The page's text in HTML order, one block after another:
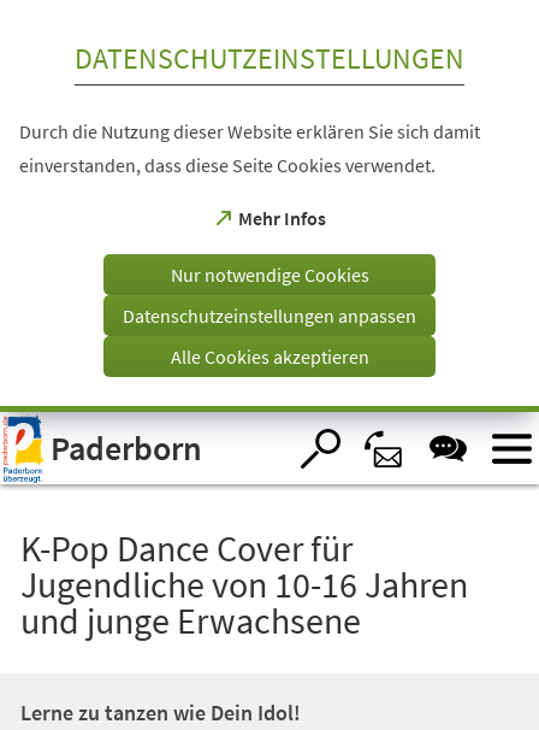
Visuelle
Assistenzsoftware
öffnen.
DATENSCHUTZEINSTELLUNGEN
Durch die Nutzung dieser Website erklären Sie sich damit
einverstanden, dass diese Seite Cookies verwendet.
Mehr Infos
(Öffnet
einem
Tab)
Nur notwendige Cookies
Datenschutzeinstellungen anpassen
Alle Cookies akzeptieren
Paderborn
K-Pop Dance Cover für
Jugendliche von 10-16 Jahren
und junge Erwachsene
Lerne zu tanzen wie Dein Idol!